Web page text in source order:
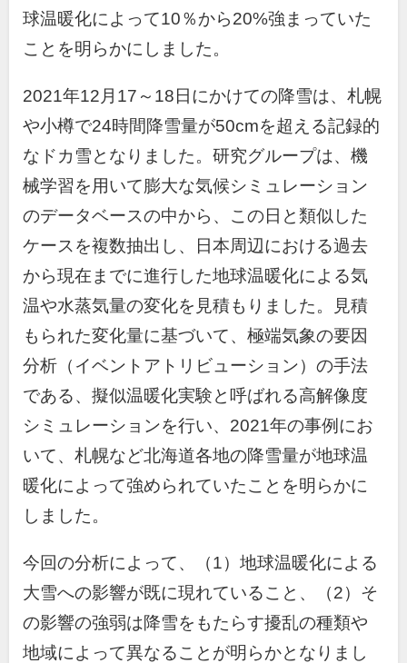
球温暖化によって10％から20%強まっていた
ことを明らかにしました。
2021年12 月 17 ～ 18 日にかけての降雪は、札幌
や小樽で24時間降雪量が50cmを超える記録的
なドカ雪となりました。研究グループは、機
械学習を用いて膨大な気候シミュレーション
のデータベースの中から、この日と類似した
ケースを複数抽出し、日本周辺における過去
から現在までに進行した地球温暖化による気
温や水蒸気量の変化を見積もりました。見積
もられた変化量に基づいて、極端気象の要因
分析（イベントアトリビューション）の手法
である、擬似温暖化実験と呼ばれる高解像度
シミュレーションを行い、 2021年の事例にお
いて、札幌など北海道各地の降雪量が地球温
暖化によって強められていたことを明らかに
しました。
今回の分析によって、（1）地球温暖化による
大雪への影響が既に現れていること、（2）そ
の影響の強弱は降雪をもたらす擾乱の種類や
地域によって異なることが明らかとなりまし